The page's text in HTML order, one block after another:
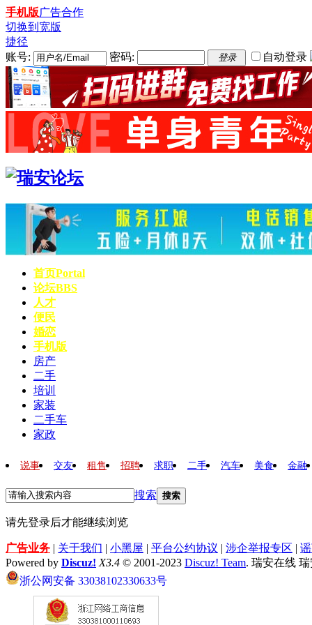
手机版广告合作
切换到宽版
捷径
账号:
密码: 登录 自动登录
首页Portal
论坛BBS
人才
便民
婚恋
手机版
房产
二手
培训
家装
二手车
家政
说事 交友 租售 招聘 求职 二手 汽车 美食 金融
搜索 搜索
请先登录后才能继续浏览
广告业务 | 关于我们 | 小黑屋 | 平台公约协议 | 涉企举报专区 |
Powered by Discuz! X3.4 © 2001-2023 Discuz! Team. 瑞安在线
浙公网安备 33038102330633号